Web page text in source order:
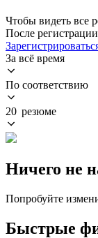
Чтобы видеть все
После
За всё время
По соответствию
20 резюме
Ничего не
Попробуйте
Быстрые